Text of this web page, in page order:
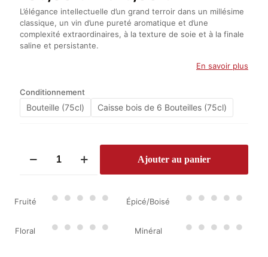
de
prix :
103,00 €
à
L’élégance intellectuelle d’un grand terroir dans un millésime
classique, un vin d’une pureté aromatique et d’une
complexité extraordinaires, à la texture de soie et à la finale
saline et persistante.
En savoir plus
Conditionnement
Bouteille (75cl) Caisse bois de 6 Bouteilles (75cl)
2017
Ajouter au panier
Fruité Épicé/Boisé
Floral Minéral